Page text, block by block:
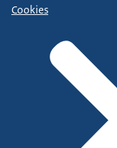
Cookies